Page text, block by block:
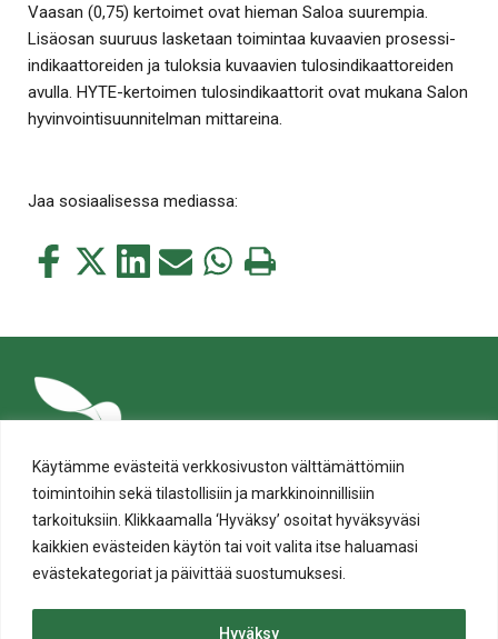
Käytämme evästeitä verkkosivuston välttämättömiin
toimintoihin sekä tilastollisiin ja markkinoinnillisiin
tarkoituksiin. Klikkaamalla ‘Hyväksy’ osoitat hyväksyväsi
kaikkien evästeiden käytön tai voit valita itse haluamasi
evästekategoriat ja päivittää suostumuksesi.
Hyväksy
Vaasan (0,75) kertoimet ovat hieman Saloa suurempia.
Lisäosan suuruus lasketaan toimintaa kuvaavien prosessi-
indikaattoreiden ja tuloksia kuvaavien tulosindikaattoreiden
avulla. HYTE-kertoimen tulosindikaattorit ovat mukana Salon
hyvinvointisuunnitelman mittareina.
Jaa sosiaalisessa mediassa:
Jaa
Jaa
Jaa Jaa Jaa Tulosta